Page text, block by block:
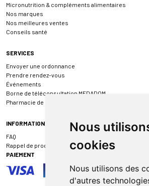
Nous
cookies
Nous utilisons des
d'autres
Micronutrition & compléments alimentaires
Nos marques
Nos meilleures ventes
Conseils santé
SERVICES
Envoyer une ordonnance
Prendre rendez-vous
Événements
Borne de téléconsultation MEDADOM
Pharmacie de garde
INFORMATIONS
FAQ
Rappel de produit
PAIEMENT